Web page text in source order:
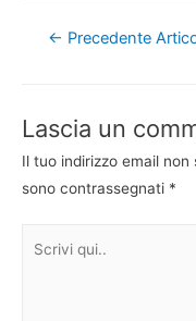
Navigazione
← Precedente
Lascia un
Il tuo indirizzo email non
sono contrassegnati *